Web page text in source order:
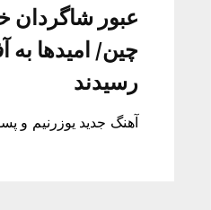
عبور شاگردان
چین/ امیدها به
رسیدند
آهنگ جدید یوزرنیم و